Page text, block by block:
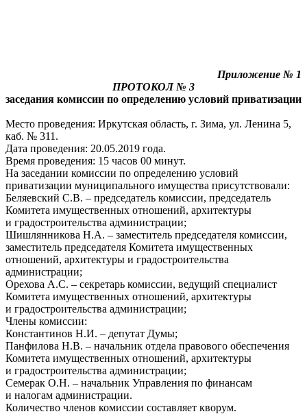
Приложение № 1
ПРОТОКОЛ № 3
заседания комиссии по определению условий приватизации
Место проведения: Иркутская область, г. Зима, ул. Ленина 5,
каб. № 311.
Дата проведения: 20.05.2019 года.
Время проведения: 15 часов 00 минут.
На заседании комиссии по определению условий
приватизации муниципального имущества присутствовали:
Беляевский С.В. – председатель комиссии, председатель
Комитета имущественных отношений, архитектуры
и градостроительства администрации;
Шишлянникова Н.А. – заместитель председателя комиссии,
заместитель председателя Комитета имущественных
отношений, архитектуры и градостроительства
администрации;
Орехова А.С. – секретарь комиссии, ведущий специалист
Комитета имущественных отношений, архитектуры
и градостроительства администрации;
Члены комиссии:
Константинов Н.И. – депутат Думы;
Панфилова Н.В. – начальник отдела правового обеспечения
Комитета имущественных отношений, архитектуры
и градостроительства администрации;
Семерак О.Н. – начальник Управления по финансам
и налогам администрации.
Количество членов комиссии составляет кворум.